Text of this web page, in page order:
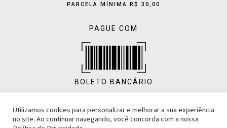
PARCELA MÍNIMA R$ 30,00
PAGUE COM
BOLETO BANCÁRIO
Utilizamos cookies para personalizar e melhorar a sua experiência
no site. Ao continuar navegando, você concorda com a nossa